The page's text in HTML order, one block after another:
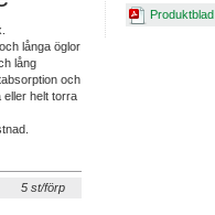
långa öglor
lång
och
eller helt torra
5 st/förp
Produktblad